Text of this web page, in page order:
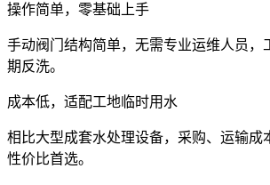
操作简单，零基础上手
手动阀门结构简单，无需专业运维人员，
期反洗。
成本低，适配工地临时用水
相比大型成套水处理设备，采购、运输成
性价比首选。